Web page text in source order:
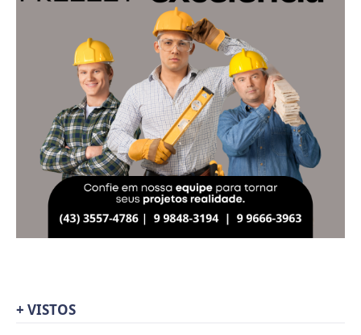
+ VISTOS